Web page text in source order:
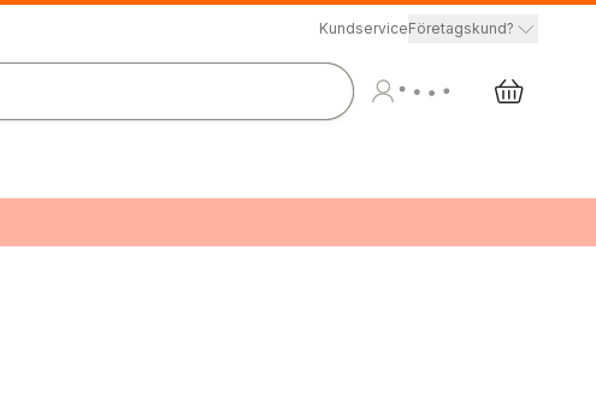
KundserviceFöretagskund?